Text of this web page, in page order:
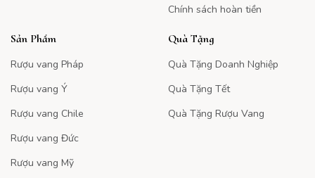
Chính sách hoàn tiền
Sản Phẩm
Rượu vang Pháp
Rượu vang Ý
Rượu vang Chile
Rượu vang Đức
Rượu vang Mỹ
Quà Tặng
Quà Tặng Doanh Nghiệp
Quà Tặng Tết
Quà Tặng Rượu Vang